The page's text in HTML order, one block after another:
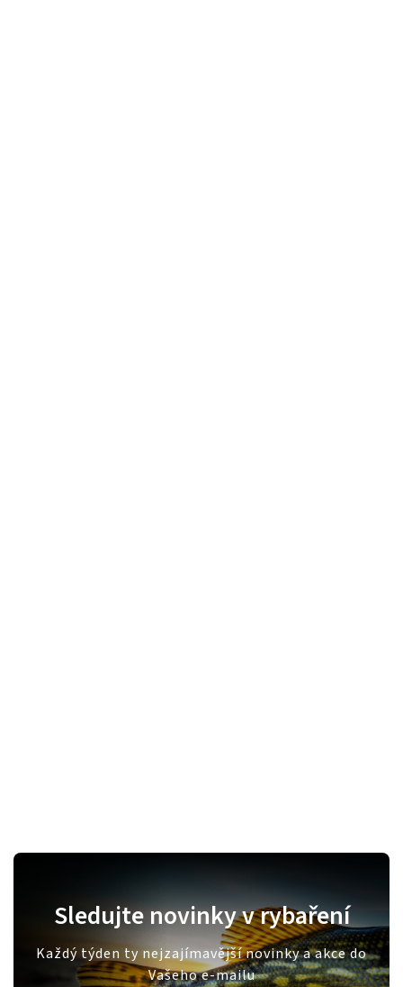
Sledujte novinky v rybaření
Každý týden ty nejzajímavější novinky a akce do
Vašeho e-mailu